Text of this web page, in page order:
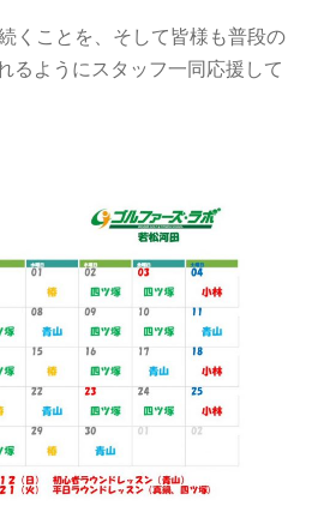
くことを、そして皆様も普段の
るようにスタッフ一同応援して